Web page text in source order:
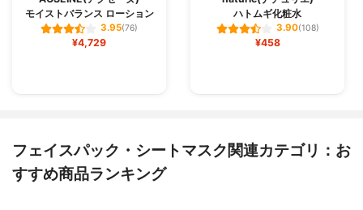
モイストバランス ローション
3.95(76)
¥4,729
ハトムギ化粧水
3.90(108)
¥458
フェイスパック・シートマスク関連カテゴリ：お
すすめ商品ランキング